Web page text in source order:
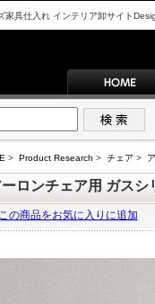
家具仕入れ インテリア卸サイト
> Product Research > チェア >
ーロンチェア用 ガスシ
この商品をお気に入りに追加